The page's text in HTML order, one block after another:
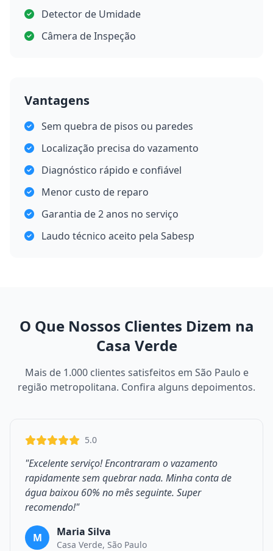
Detector de Umidade
Câmera de Inspeção
Vantagens
Sem quebra de pisos ou paredes
Localização precisa do vazamento
Diagnóstico rápido e confiável
Menor custo de reparo
Garantia de 2 anos no serviço
Laudo técnico aceito pela Sabesp
O Que Nossos Clientes Dizem na
Casa Verde
Mais de 1.000 clientes satisfeitos em São Paulo e
região metropolitana. Confira alguns depoimentos.
5.0
"Excelente serviço! Encontraram o vazamento
rapidamente sem quebrar nada. Minha conta de
água baixou 60% no mês seguinte. Super
recomendo!"
M Maria Silva
Casa Verde, São Paulo